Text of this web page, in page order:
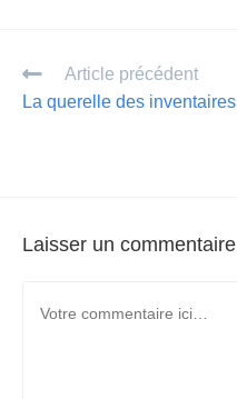
Article précédent
La querelle des inventaires
Laisser un commentaire